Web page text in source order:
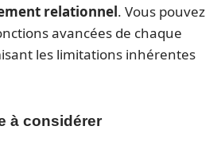
relationnel. Vous pouvez
avancées de chaque
les limitations inhérentes
à considérer